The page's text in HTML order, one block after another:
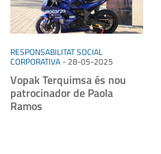
RESPONSABILITAT SOCIAL
CORPORATIVA-28-05-2025
Vopak Terquimsa és nou
patrocinador de Paola
Ramos